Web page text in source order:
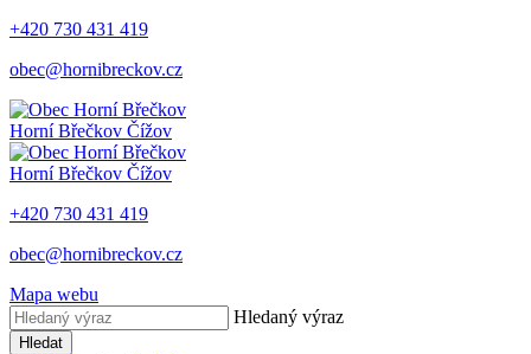
+420 730 431 419
obec@hornibreckov.cz
Horní Břečkov Čížov
Horní Břečkov Čížov
+420 730 431 419
obec@hornibreckov.cz
Mapa webu
Hledaný výraz
Hledat